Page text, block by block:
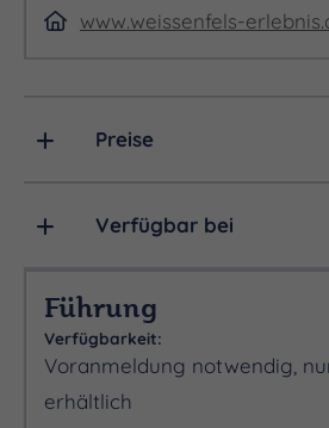
www.weissenfels-
Preise
Verfügbar bei
Führung
Verfügbarkeit:
Voranmeldung notwendig,
erhältlich